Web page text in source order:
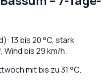
): 13 bis20°C, stark
Wind bis29km/h.
mit bis zu 31 °C.